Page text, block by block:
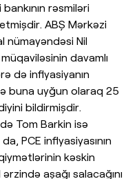
rəsmiləri
ABŞ Mərkəzi
nümayəndəsi Nil
davamlı
də inflyasiyanın
buna uyğun olaraq 25
bildirmişdir.
Tom Barkin isə
PCE inflyasiyasının
kəskin
aşağı salacağını